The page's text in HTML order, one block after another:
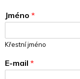
Jméno *
Křestní jméno
E-mail *